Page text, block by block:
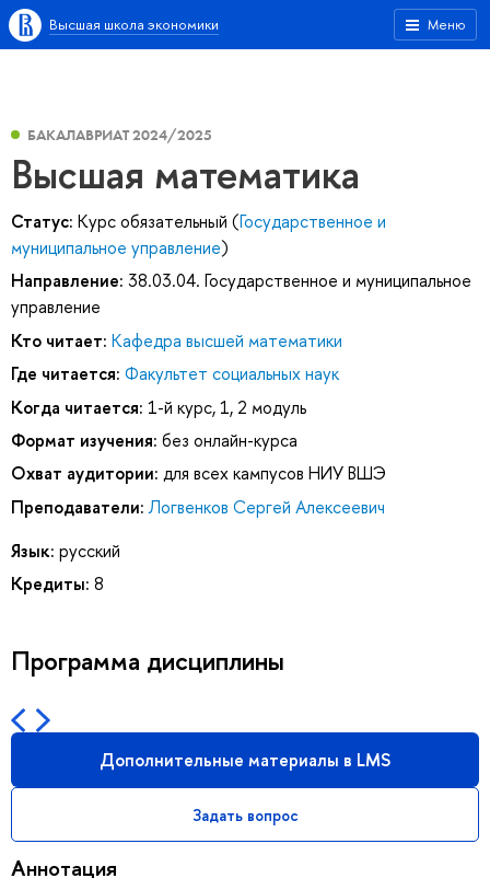
Меню
Высшая школа экономики
БАКАЛАВРИАТ 2024/2025
Высшая математика
Статус: Курс обязательный (Государственное и
муниципальное управление)
Направление: 38.03.04. Государственное и муниципальное
управление
Кто читает: Кафедра высшей математики
Где читается: Факультет социальных наук
Когда читается: 1-й курс, 1, 2 модуль
Формат изучения: без онлайн-курса
Охват аудитории: для всех кампусов НИУ ВШЭ
Преподаватели: Логвенков Сергей Алексеевич
Язык: русский
Кредиты: 8
Программа дисциплины
Дополнительные материалы в LMS
Задать вопрос
Аннотация